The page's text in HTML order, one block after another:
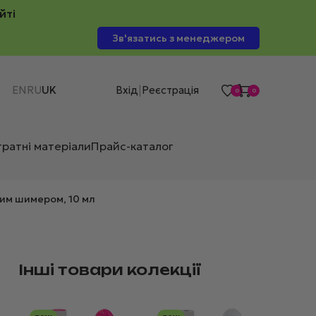
Зв'язатись з менеджером
EN RUUK Вхід Реєстрація 0 0
матеріалиПрайс-каталог
шимером, 10 мл
Інші товари колекції